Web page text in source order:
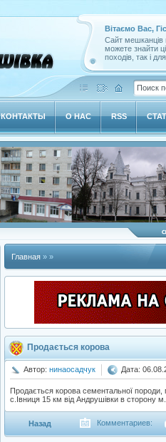
Вітаємо Вас,
Сайт мешканців
можете знайти
походів, так і
КОНТАКТЫ О НАС RSS
Главная » »
Продається корова
Автор: нинаосадчук Дата:
Продається корова сементальної породи,
с.Івниця 15 км від Андрушівки в сторону
Назад Комментариев: